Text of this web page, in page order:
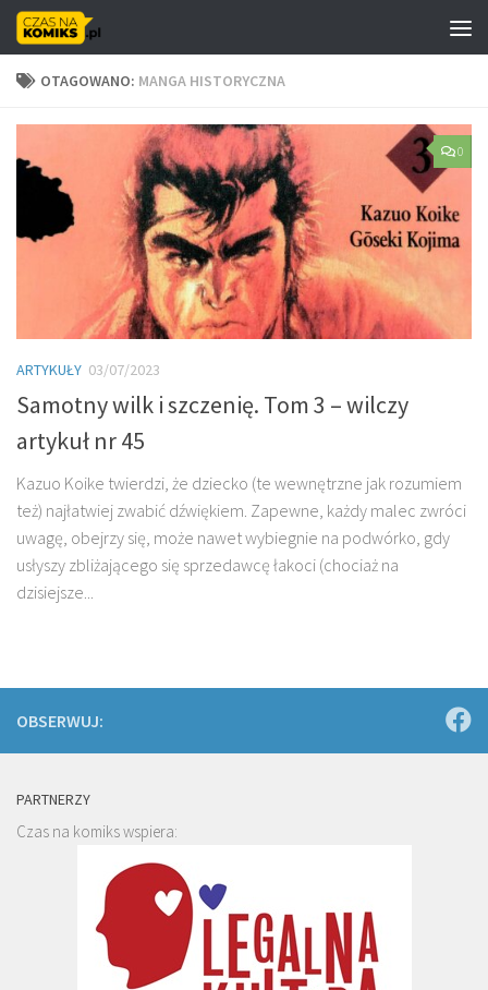
Skip to content
OTAGOWANO: MANGA HISTORYCZNA
0
ARTYKUŁY 03/07/2023
Samotny wilk i szczenię. Tom 3 – wilczy
artykuł nr 45
Kazuo Koike twierdzi, że dziecko (te wewnętrzne jak rozumiem
też) najłatwiej zwabić dźwiękiem. Zapewne, każdy malec zwróci
uwagę, obejrzy się, może nawet wybiegnie na podwórko, gdy
usłyszy zbliżającego się sprzedawcę łakoci (chociaż na
dzisiejsze...
OBSERWUJ:
PARTNERZY
Czas na komiks wspiera: